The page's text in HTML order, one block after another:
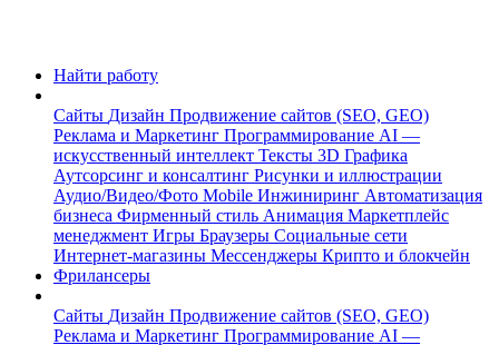
Найти работу
Сайты Дизайн Продвижение сайтов (SEO, GEO)
Реклама и Маркетинг Программирование AI —
искусственный интеллект Тексты 3D Графика
Аутсорсинг и консалтинг Рисунки и иллюстрации
Аудио/Видео/Фото Mobile Инжиниринг Автоматизация
бизнеса Фирменный стиль Анимация Маркетплейс
менеджмент Игры Браузеры Социальные сети
Интернет-магазины Мессенджеры Крипто и блокчейн
Фрилансеры
Сайты Дизайн Продвижение сайтов (SEO, GEO)
Реклама и Маркетинг Программирование AI —